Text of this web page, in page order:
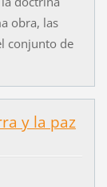
obra, las
conjunto de
y la paz